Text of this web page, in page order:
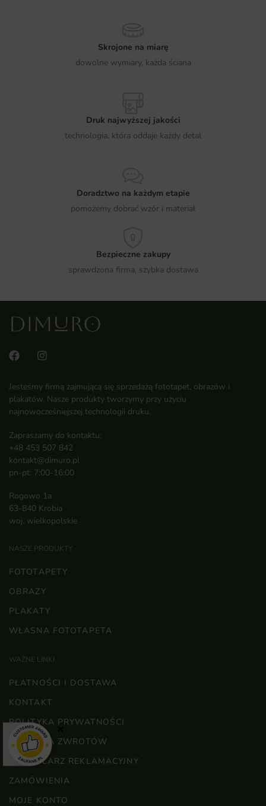
Skrojone na miarę
dowolne wymiary, każda ściana
Druk najwyższej jakości
technologia, która oddaje każdy detal
Doradztwo na każdym etapie
pomożemy dobrać wzór i materiał
Bezpieczne zakupy
sprawdzona firma, szybka dostawa
Jesteśmy firmą zajmującą się sprzedażą fototapet, obrazów i
plakatów. Nasze produkty tworzymy przy użyciu
najnowocześniejszej technologii druku.
Zapraszamy do kontaktu:
+48 453 507 842
kontakt@dimuro.pl
pn-pt: 7:00-16:00
Rogowo 1a
63-840 Krobia
woj. wielkopolskie
NASZE PRODUKTY
FOTOTAPETY
OBRAZY
PLAKATY
WŁASNA FOTOTAPETA
WAŻNE LINKI
PŁATNOŚCI I DOSTAWA
KONTAKT
POLITYKA PRYWATNOŚCI
POLITYKA ZWROTÓW
FORMULARZ REKLAMACYJNY
ZAMÓWIENIA
MOJE KONTO